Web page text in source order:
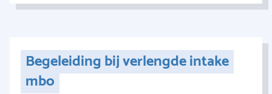
Begeleiding bij verlengde intake
mbo